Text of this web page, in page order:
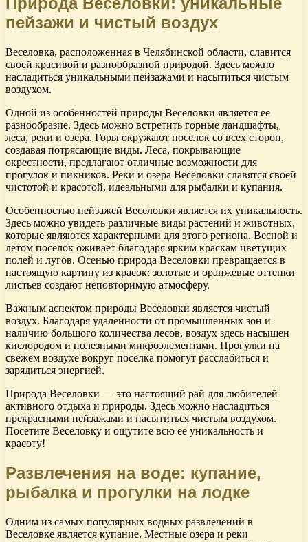
пейзажи и чистый воздух
Веселовка, расположенная в Челябинской области, славится
своей красивой и разнообразной природой. Здесь можно
насладиться уникальными пейзажами и насытиться чистым
воздухом.
Одной из особенностей природы Веселовки является ее
разнообразие. Здесь можно встретить горные ландшафты,
леса, реки и озера. Горы окружают поселок со всех сторон,
создавая потрясающие виды. Леса, покрывающие
окрестности, предлагают отличные возможности для
прогулок и пикников. Реки и озера Веселовки славятся своей
чистотой и красотой, идеальными для рыбалки и купания.
Особенностью пейзажей Веселовки является их уникальность.
Здесь можно увидеть различные виды растений и животных,
которые являются характерными для этого региона. Весной и
летом поселок оживает благодаря ярким краскам цветущих
полей и лугов. Осенью природа Веселовки превращается в
настоящую картину из красок: золотые и оранжевые оттенки
листьев создают неповторимую атмосферу.
Важным аспектом природы Веселовки является чистый
воздух. Благодаря удаленности от промышленных зон и
наличию большого количества лесов, воздух здесь насыщен
кислородом и полезными микроэлементами. Прогулки на
свежем воздухе вокруг поселка помогут расслабиться и
зарядиться энергией.
Природа Веселовки — это настоящий рай для любителей
активного отдыха и природы. Здесь можно насладиться
прекрасными пейзажами и насытиться чистым воздухом.
Посетите Веселовку и ощутите всю ее уникальность и
красоту!
Развлечения на воде: купание,
рыбалка и прогулки на лодке
Одним из самых популярных водных развлечений в
Веселовке является купание. Местные озера и реки